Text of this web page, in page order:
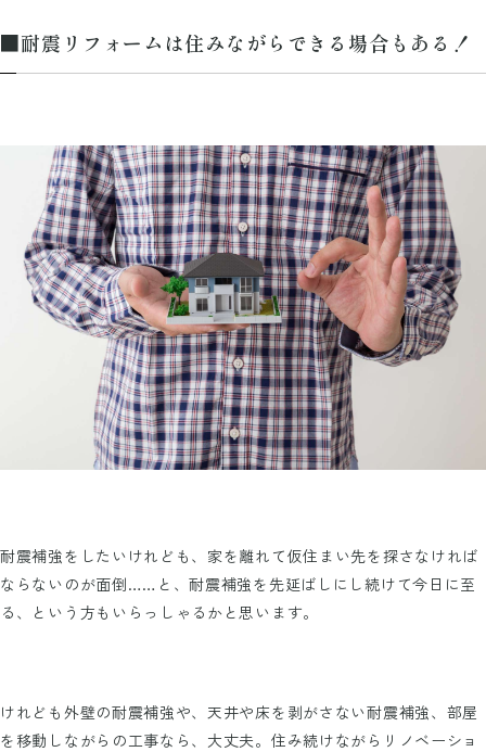
■耐震リフォームは住みながらできる場合もある！
耐震補強をしたいけれども、家を離れて仮住まい先を探さなければ
ならないのが面倒……と、耐震補強を先延ばしにし続けて今日に至
る、という方もいらっしゃるかと思います。
けれども外壁の耐震補強や、天井や床を剥がさない耐震補強、部屋
を移動しながらの工事なら、大丈夫。住み続けながらリノベーショ